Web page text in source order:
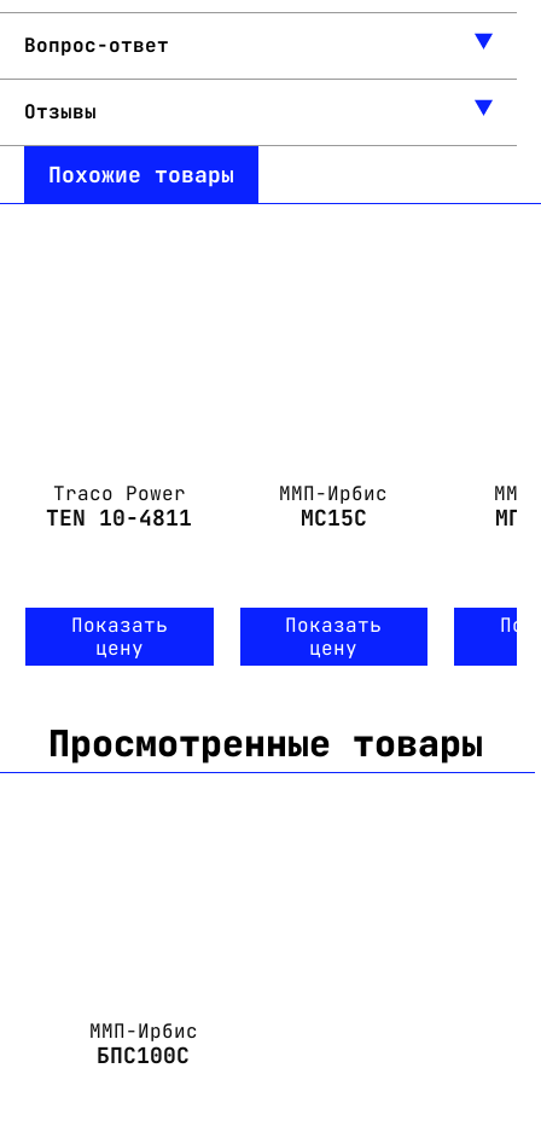
Вопрос-ответ
Отзывы
Похожие товары
Traco Power
TEN 10-4811
Показать
цену
ММП-Ирбис
МС15С
Показать
цену
Просмотренные товары
ММП-Ирбис
БПС100С